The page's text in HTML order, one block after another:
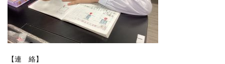
【連 絡】